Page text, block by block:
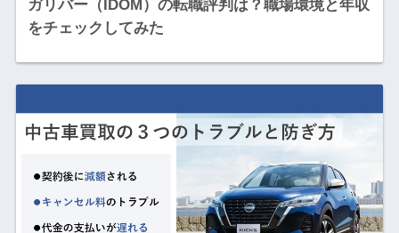
ガリバー（IDOM）の転職評判は？職場環境と年収
をチェックしてみた